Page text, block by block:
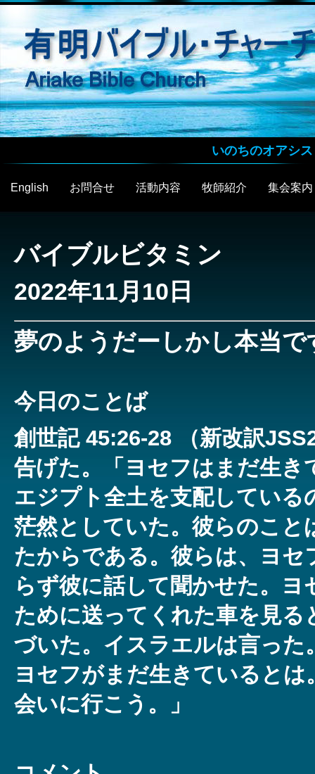
いのちのオアシス
English お問合せ 活動内容 牧師紹介 集会案内
バイブルビタミン
2022年11月10日
夢のようだーしかし本当で
今日のことば
創世記 45:26-28 （新改訳
告げた。「ヨセフはまだ生き
エジプト全土を支配している
茫然としていた。彼らのこと
たからである。彼らは、ヨセ
らず彼に話して聞かせた。ヨ
ために送ってくれた車を見る
づいた。イスラエルは言った
ヨセフがまだ生きているとは
会いに行こう。」